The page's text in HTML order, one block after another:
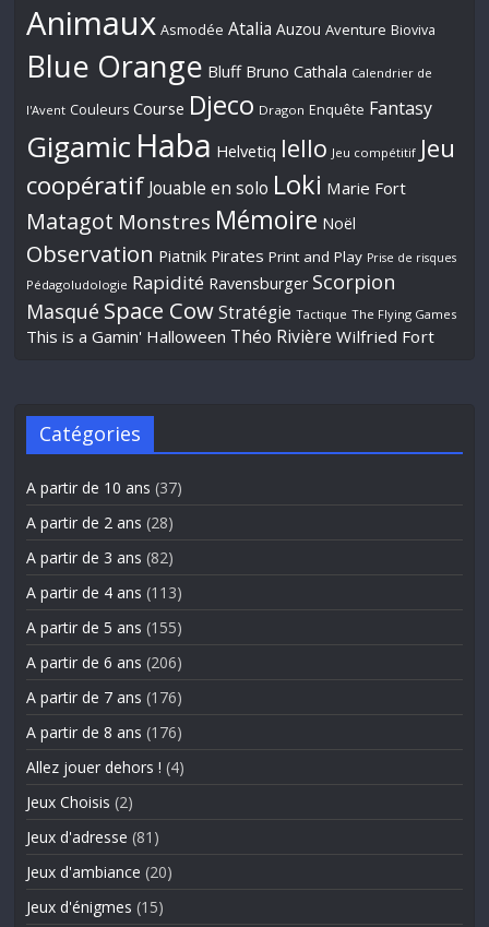
Animaux Asmodée Atalia Auzou Aventure Bioviva
Blue Orange Bluff Bruno Cathala Calendrier de
l'Avent Couleurs Course Djeco Dragon Enquête Fantasy
Gigamic Haba Helvetiq Iello Jeu compétitif Jeu
coopératif Jouable en solo Loki Marie Fort
Matagot Monstres Mémoire Noël
Observation Piatnik Pirates Print and Play Prise de risques
Pédagoludologie Rapidité Ravensburger Scorpion
Masqué Space Cow Stratégie Tactique The Flying Games
This is a Gamin' Halloween Théo Rivière Wilfried Fort
Catégories
A partir de 10 ans (37)
A partir de 2 ans (28)
A partir de 3 ans (82)
A partir de 4 ans (113)
A partir de 5 ans (155)
A partir de 6 ans (206)
A partir de 7 ans (176)
A partir de 8 ans (176)
Allez jouer dehors ! (4)
Jeux Choisis (2)
Jeux d'adresse (81)
Jeux d'ambiance (20)
Jeux d'énigmes (15)